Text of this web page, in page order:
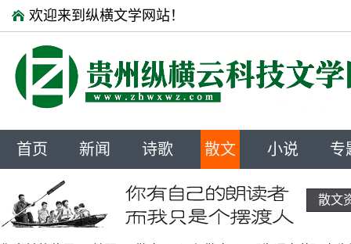
欢迎来到纵横文学网站！
首页 新闻 诗歌 散文 小说 专
散文